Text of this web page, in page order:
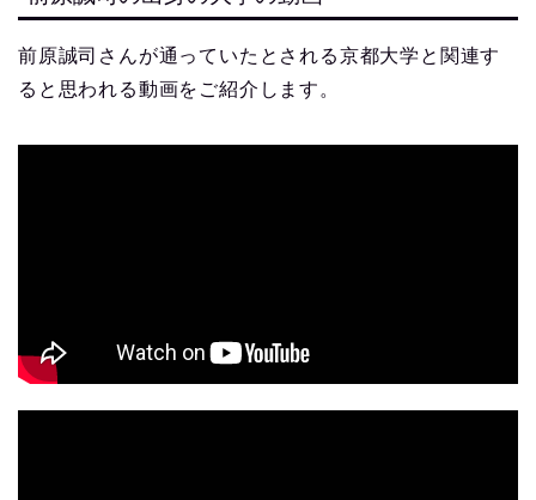
前原誠司さんが通っていたとされる京都大学と関連す
ると思われる動画をご紹介します。